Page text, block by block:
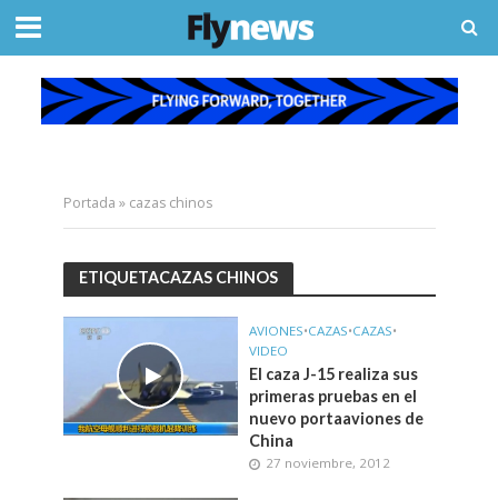
Portada » cazas chinos
ETIQUETACAZAS CHINOS
AVIONES•CAZAS•CAZAS•
VIDEO
El caza J-15 realiza sus
primeras pruebas en el
nuevo portaaviones de
China
27 noviembre, 2012